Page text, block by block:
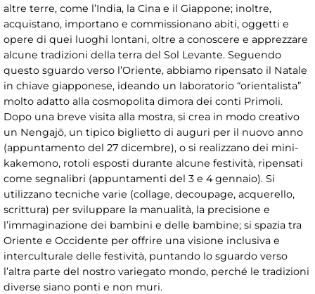
altre terre, come l’India, la Cina e il Giappone; inoltre,
acquistano, importano e commissionano abiti, oggetti e
opere di quei luoghi lontani, oltre a conoscere e apprezzare
alcune tradizioni della terra del Sol Levante. Seguendo
questo sguardo verso l’Oriente, abbiamo ripensato il Natale
in chiave giapponese, ideando un laboratorio “orientalista”
molto adatto alla cosmopolita dimora dei conti Primoli.
Dopo una breve visita alla mostra, si crea in modo creativo
un Nengajō, un tipico biglietto di auguri per il nuovo anno
(appuntamento del 27 dicembre), o si realizzano dei mini-
kakemono, rotoli esposti durante alcune festività, ripensati
come segnalibri (appuntamenti del 3 e 4 gennaio). Si
utilizzano tecniche varie (collage, decoupage, acquerello,
scrittura) per sviluppare la manualità, la precisione e
l’immaginazione dei bambini e delle bambine; si spazia tra
Oriente e Occidente per offrire una visione inclusiva e
interculturale delle festività, puntando lo sguardo verso
l’altra parte del nostro variegato mondo, perché le tradizioni
diverse siano ponti e non muri.